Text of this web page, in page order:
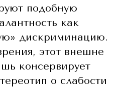
подобную
как
дискриминацию.
этот внешне
консервирует
о слабости